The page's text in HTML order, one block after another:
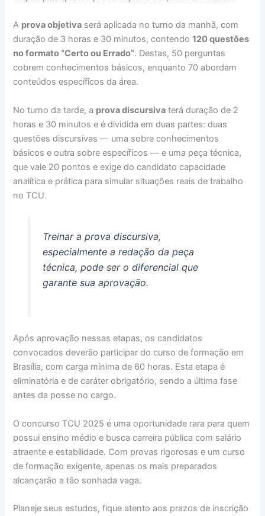
A prova objetiva será aplicada no turno da manhã, com
duração de 3 horas e 30 minutos, contendo120 questões
no formato “Certo ou Errado”. Destas, 50 perguntas
cobrem conhecimentos básicos, enquanto 70 abordam
conteúdos específicos da área.
No turno da tarde, a prova discursiva terá duração de 2
horas e 30 minutos e é dividida em duas partes: duas
questões discursivas — uma sobre conhecimentos
básicos e outra sobre específicos — e uma peça técnica,
que vale 20 pontos e exige do candidato capacidade
analítica e prática para simular situações reais de trabalho
no TCU.
Treinar a prova discursiva,
especialmente a redação da peça
técnica, pode ser o diferencial que
garante sua aprovação.
Após aprovação nessas etapas, os candidatos
convocados deverão participar do curso de formação em
Brasília, com carga mínima de 60 horas. Esta etapa é
eliminatória e de caráter obrigatório, sendo a última fase
antes da posse no cargo.
O concurso TCU 2025 é uma oportunidade rara para quem
possui ensino médio e busca carreira pública com salário
atraente e estabilidade. Com provas rigorosas e um curso
de formação exigente, apenas os mais preparados
alcançarão a tão sonhada vaga.
Planeje seus estudos, fique atento aos prazos de inscrição